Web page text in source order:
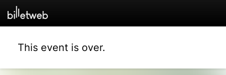
This event is over.